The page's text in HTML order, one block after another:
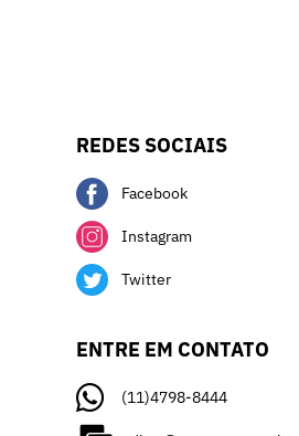
REDES SOCIAIS
Facebook
Instagram
Twitter
ENTRE EM CONTATO
(11)4798-8444